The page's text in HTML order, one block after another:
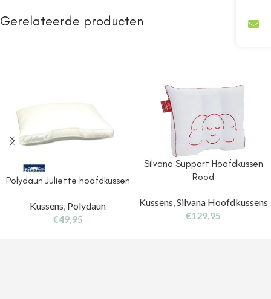
Gerelateerde producten
Polydaun Juliette hoofdkussen
Kussens, Polydaun
€49,95
Silvana Support Hoofdkussen
Rood
Kussens,Silvana Hoofdkussens
€129,95